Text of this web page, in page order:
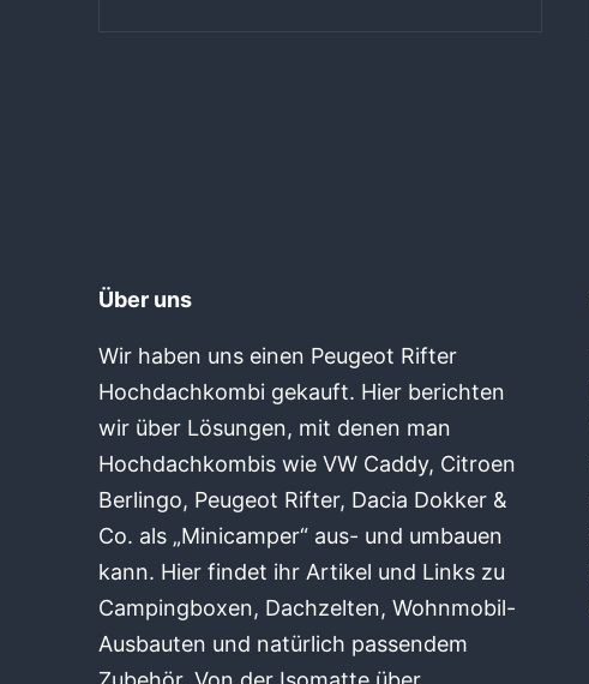
Über uns
Wir haben uns einen Peugeot Rifter
Hochdachkombi gekauft. Hier berichten
wir über Lösungen, mit denen man
Hochdachkombis wie VW Caddy, Citroen
Berlingo, Peugeot Rifter, Dacia Dokker &
Co. als „Minicamper“ aus- und umbauen
kann. Hier findet ihr Artikel und Links zu
Campingboxen, Dachzelten, Wohnmobil-
Ausbauten und natürlich passendem